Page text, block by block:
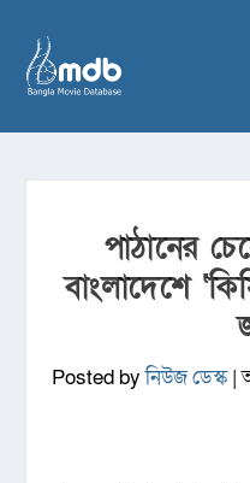
পাঠানের
বাংলাদেশে
Posted byনিউজ ডেস্ক|